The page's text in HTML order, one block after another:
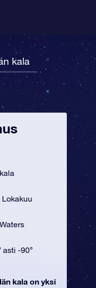
kala
Lokakuu
asti -90°
kala on yksi